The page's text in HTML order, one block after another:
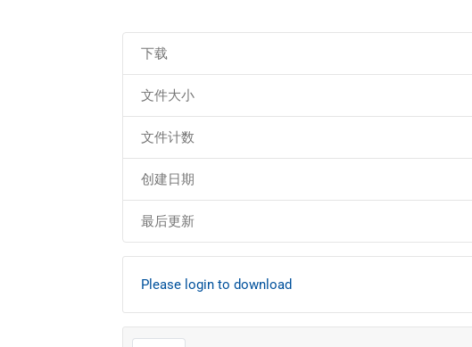
下载
文件大小
文件计数
创建日期
最后更新
Please login to download